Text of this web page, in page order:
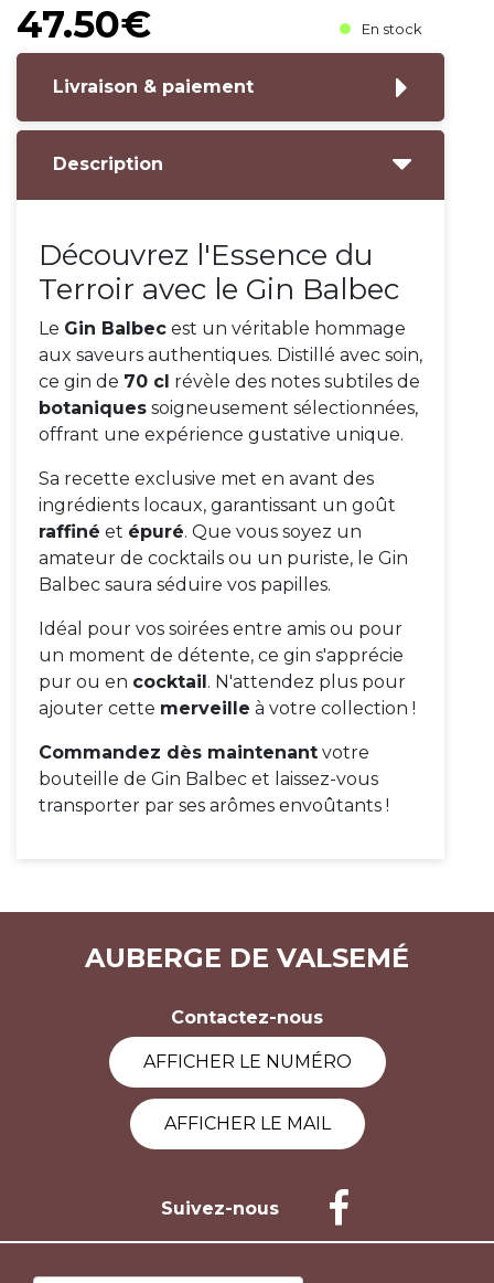
47.50€ En stock
Livraison & paiement
Description
Découvrez l'Essence du
Terroir avec le Gin Balbec
Le Gin Balbec est un véritable hommage
aux saveurs authentiques. Distillé avec soin,
ce gin de 70 cl révèle des notes subtiles de
botaniques soigneusement sélectionnées,
offrant une expérience gustative unique.
Sa recette exclusive met en avant des
ingrédients locaux, garantissant un goût
raffiné et épuré. Que vous soyez un
amateur de cocktails ou un puriste, le Gin
Balbec saura séduire vos papilles.
Idéal pour vos soirées entre amis ou pour
un moment de détente, ce gin s'apprécie
pur ou en cocktail. N'attendez plus pour
ajouter cette merveille à votre collection !
Commandez dès maintenant votre
bouteille de Gin Balbec et laissez-vous
transporter par ses arômes envoûtants !
AUBERGE DE VALSEMÉ
Contactez-nous
AFFICHER LE NUMÉRO
AFFICHER LE MAIL
Suivez-nous